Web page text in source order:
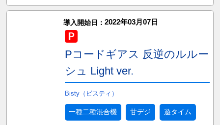
導入開始日： 2022年03月07日
Pコードギアス 反逆のルルー
シュ Light ver.
Bisty（ビスティ）
一種二種混合機 甘デジ 遊タイム